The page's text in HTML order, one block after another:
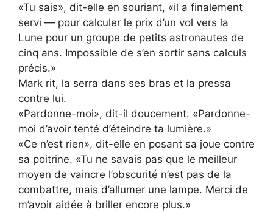
«Tu sais», dit-elle en souriant, «il a finalement
servi — pour calculer le prix d’un vol vers la
Lune pour un groupe de petits astronautes de
cinq ans. Impossible de s’en sortir sans calculs
précis.»
Mark rit, la serra dans ses bras et la pressa
contre lui.
«Pardonne-moi», dit-il doucement. «Pardonne-
moi d’avoir tenté d’éteindre ta lumière.»
«Ce n’est rien», dit-elle en posant sa joue contre
sa poitrine. «Tu ne savais pas que le meilleur
moyen de vaincre l’obscurité n’est pas de la
combattre, mais d’allumer une lampe. Merci de
m’avoir aidée à briller encore plus.»